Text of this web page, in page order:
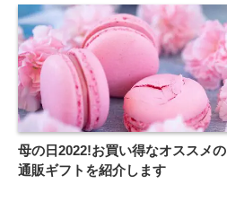
母の日2022!お買い得なオススメの
通販ギフトを紹介します